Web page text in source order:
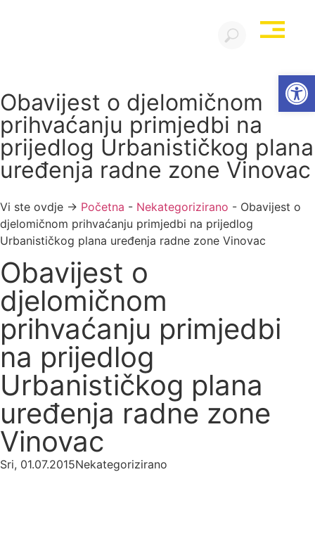
Obavijest o djelomičnom
prihvaćanju primjedbi na
prijedlog Urbanističkog plana
uređenja radne zone Vinovac
Vi ste ovdje → Početna - Nekategorizirano - Obavijest o
djelomičnom prihvaćanju primjedbi na prijedlog
Urbanističkog plana uređenja radne zone Vinovac
Obavijest o
djelomičnom
prihvaćanju primjedbi
na prijedlog
Urbanističkog plana
uređenja radne zone
Vinovac
Sri, 01.07.2015Nekategorizirano